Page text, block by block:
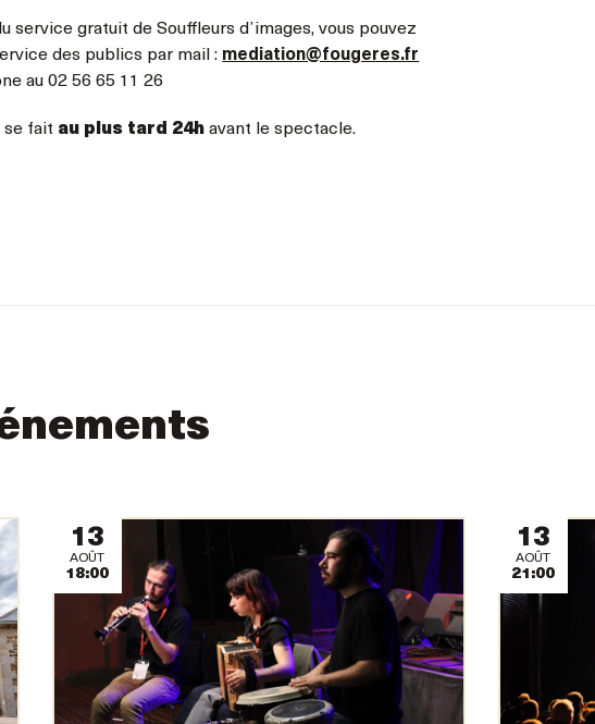
service gratuit de Souffleurs d’images, vous pouvez
des publics par mail : mediation@fougeres.fr
au 02 56 65 11 26
se fait au plus tard 24h avant le spectacle.
13
AOÛT
18:00
13
AOÛT
21:00